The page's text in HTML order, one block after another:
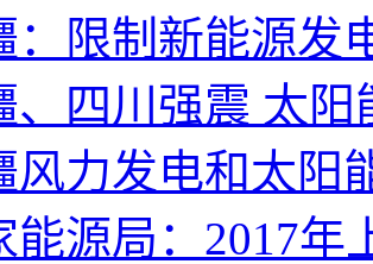
：限制新能源发
、四川强震 太
风力发电和太阳
能源局：2017